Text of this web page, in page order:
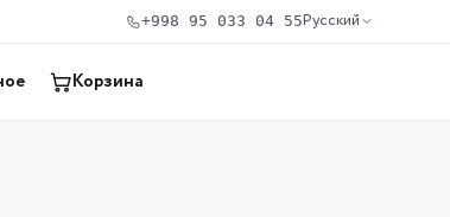
+998 95 033 04 55Русский
Корзина